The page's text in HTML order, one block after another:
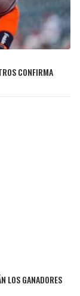
CONFIRMA
LOS GANADORES